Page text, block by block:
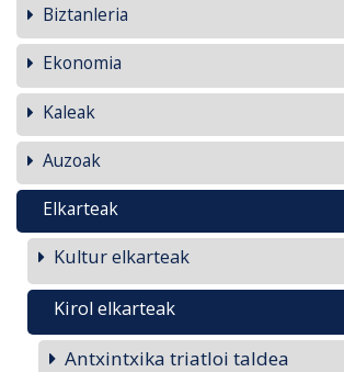
Biztanleria
Ekonomia
Kaleak
Auzoak
Elkarteak
Kultur elkarteak
Kirol elkarteak
Antxintxika triatloi taldea